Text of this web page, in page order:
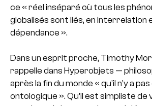
ce « réel inséparé où tous les
globalisés sont liés, en interrelation
dépendance ».
Dans un esprit proche, Timothy
rappelle dans Hyperobjets —
après la fin du monde « qu’il n’y a
ontologique ». Qu’il est simpliste de